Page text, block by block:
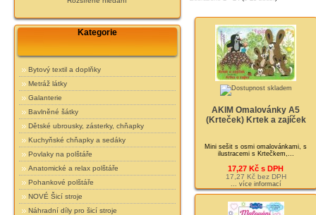
Kategorie
Bytový textil a doplňky
Metráž látky
Galanterie
Bavlněné šátky
Dětské ubrousky, zásterky, chňapky
Kuchyňské chňapky a sedáky
Povlaky na polštáře
Anatomické a relax polštáře
Pohankové polštáře
NOVÉ Šicí stroje
Náhradní díly pro šicí stroje
AKIM Omalovánky A5
(Krteček) Krtek a zajíček
Mini sešit s osmi omalovánkami, s
ilustracemi s Krtečkem,...
17,27 Kč s DPH
17,27 Kč bez DPH
... více informací